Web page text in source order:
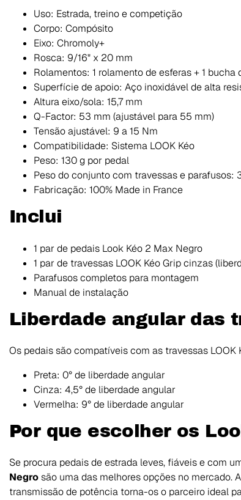
Uso: Estrada, treino e competição
Corpo: Compósito
Eixo: Chromoly+
Rosca: 9/16" x 20 mm
Rolamentos: 1 rolamento de esferas + 1 bucha
Superfície de apoio: Aço inoxidável de alta
Altura eixo/sola: 15,7 mm
Q-Factor: 53 mm (ajustável para 55 mm)
Tensão ajustável: 9 a 15 Nm
Compatibilidade: Sistema LOOK Kéo
Peso: 130 g por pedal
Peso do conjunto com travessas e parafusos:
Fabricação: 100% Made in France
Inclui
1 par de pedais Look Kéo 2 Max Negro
1 par de travessas LOOK Kéo Grip cinzas
Parafusos completos para montagem
Manual de instalação
Liberdade angular das
Os pedais são compatíveis com as travessas LOOK
Preta: 0° de liberdade angular
Cinza: 4,5° de liberdade angular
Vermelha: 9° de liberdade angular
Por que escolher os
Se procura pedais de estrada leves, fiáveis e com
Negrosão uma das melhores opções no mercado.
transmissão de potência torna-os o parceiro ideal